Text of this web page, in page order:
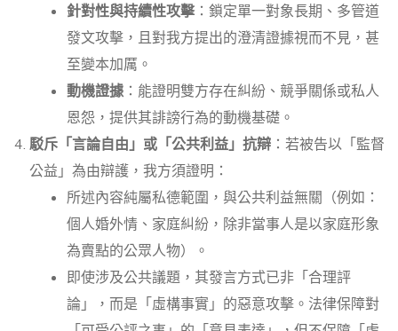
針對性與持續性攻擊：鎖定單一對象長期、多管道
發文攻擊，且對我方提出的澄清證據視而不見，甚
至變本加厲。
動機證據 ：能證明雙方存在糾紛、競爭關係或私人
恩怨，提供其誹謗行為的動機基礎。
駁斥「言論自由」或「公共利益」抗辯 ：若被告以「監督
公益」為由辯護，我方須證明：
所述內容純屬私德範圍，與公共利益無關（例如：
個人婚外情、家庭糾紛，除非當事人是以家庭形象
為賣點的公眾人物）。
即使涉及公共議題，其發言方式已非「合理評
論」，而是「虛構事實」的惡意攻擊。法律保障對